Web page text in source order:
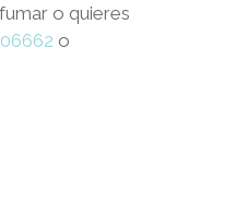
o quieres
o